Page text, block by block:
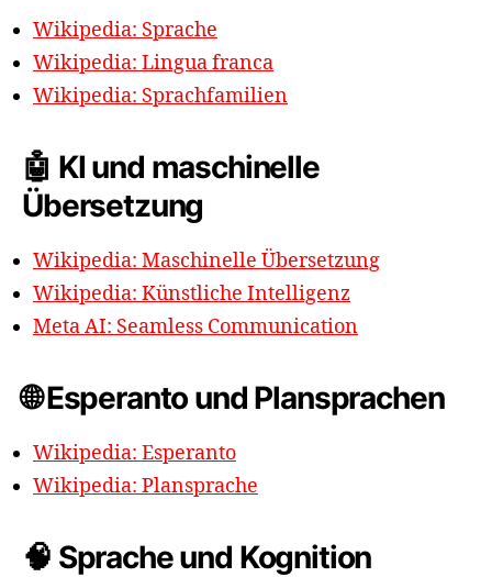
Wikipedia: Sprache
Wikipedia: Lingua franca
Wikipedia: Sprachfamilien
🤖 KI und maschinelle
Übersetzung
Wikipedia: Maschinelle Übersetzung
Wikipedia: Künstliche Intelligenz
Meta AI: Seamless Communication
🌐 Esperanto und Plansprachen
Wikipedia: Esperanto
Wikipedia: Plansprache
🧠 Sprache und Kognition